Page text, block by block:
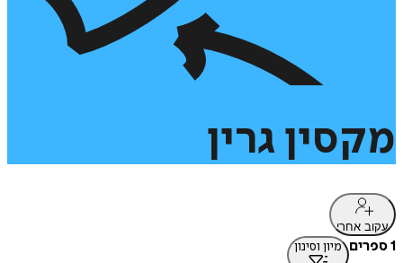
מקסין גרין
עקוב אחרי
1 ספרים מיון וסינון